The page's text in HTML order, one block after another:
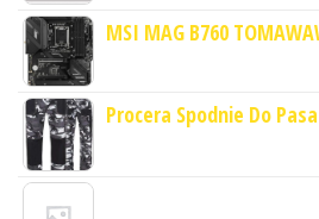
MSI MAG B760
Procera Spodnie Do